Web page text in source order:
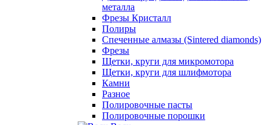
металла
Фрезы Кристалл
Полиры
Спеченные алмазы (Sintered diamonds)
Фрезы
Щетки, круги для микромотора
Щетки, круги для шлифмотора
Камни
Разное
Полировочные пасты
Полировочные порошки